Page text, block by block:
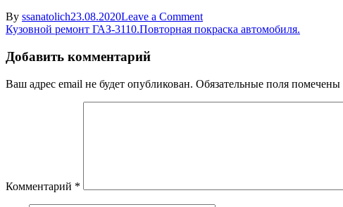
By ssanatolich23.08.2020Leave a Commenton
pokraska
Навигация
по
записям
Кузовной ремонт ГАЗ-3110.Повторная покраска автомобиля.
Добавить комментарий
Ваш адрес email не будет опубликован. Обязательные поля помечены
Комментарий *